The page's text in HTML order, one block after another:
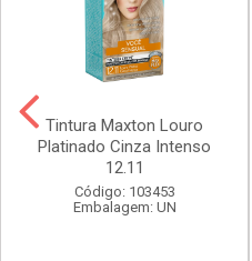
Tintura Maxton Louro
Platinado Cinza Intenso
12.11
Código: 103453
Embalagem: UN